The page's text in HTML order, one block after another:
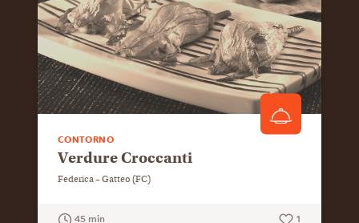
CONTORNO
Verdure Croccanti
Federica – Gatteo (FC)
45 min 1